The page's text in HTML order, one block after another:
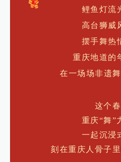
鲤鱼灯流
高台狮威
摆手舞热
重庆地道的
在一场场非遗
这个
重庆“舞”
一起沉浸
刻在重庆人骨子